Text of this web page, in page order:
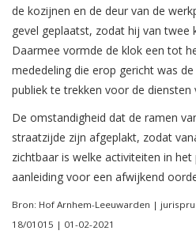
de kozijnen en de deur van de
gevel geplaatst, zodat hij van twee
Daarmee vormde de klok een tot
mededeling die erop gericht was
publiek te trekken voor de diensten
De omstandigheid dat de ramen
straatzijde zijn afgeplakt, zodat
zichtbaar is welke activiteiten in
aanleiding voor een afwijkend
Bron: Hof Arnhem-Leeuwarden |
18/01015 | 01-02-2021